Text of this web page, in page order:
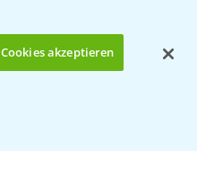
Cookies akzeptieren